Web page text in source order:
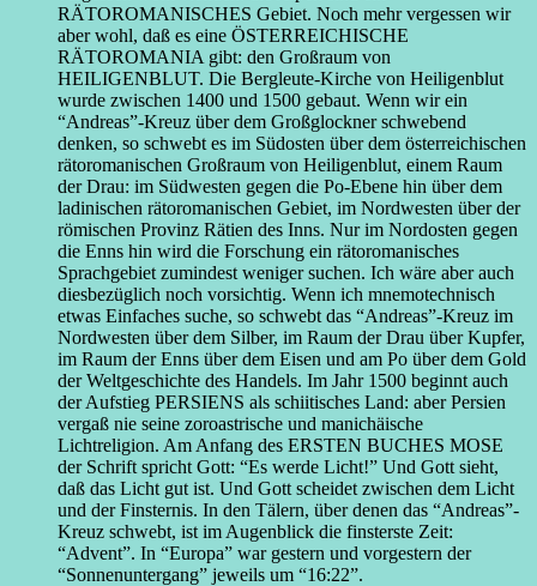
RÄTOROMANISCHES Gebiet. Noch mehr vergessen wir
aber wohl, daß es eine ÖSTERREICHISCHE
RÄTOROMANIA gibt: den Großraum von
HEILIGENBLUT. Die Bergleute-Kirche von Heiligenblut
wurde zwischen 1400 und 1500 gebaut. Wenn wir ein
“Andreas”-Kreuz über dem Großglockner schwebend
denken, so schwebt es im Südosten über dem österreichischen
rätoromanischen Großraum von Heiligenblut, einem Raum
der Drau: im Südwesten gegen die Po-Ebene hin über dem
ladinischen rätoromanischen Gebiet, im Nordwesten über der
römischen Provinz Rätien des Inns. Nur im Nordosten gegen
die Enns hin wird die Forschung ein rätoromanisches
Sprachgebiet zumindest weniger suchen. Ich wäre aber auch
diesbezüglich noch vorsichtig. Wenn ich mnemotechnisch
etwas Einfaches suche, so schwebt das “Andreas”-Kreuz im
Nordwesten über dem Silber, im Raum der Drau über Kupfer,
im Raum der Enns über dem Eisen und am Po über dem Gold
der Weltgeschichte des Handels. Im Jahr 1500 beginnt auch
der Aufstieg PERSIENS als schiitisches Land: aber Persien
vergaß nie seine zoroastrische und manichäische
Lichtreligion. Am Anfang des ERSTEN BUCHES MOSE
der Schrift spricht Gott: “Es werde Licht!” Und Gott sieht,
daß das Licht gut ist. Und Gott scheidet zwischen dem Licht
und der Finsternis. In den Tälern, über denen das “Andreas”-
Kreuz schwebt, ist im Augenblick die finsterste Zeit:
“Advent”. In “Europa” war gestern und vorgestern der
“Sonnenuntergang” jeweils um “16:22”.